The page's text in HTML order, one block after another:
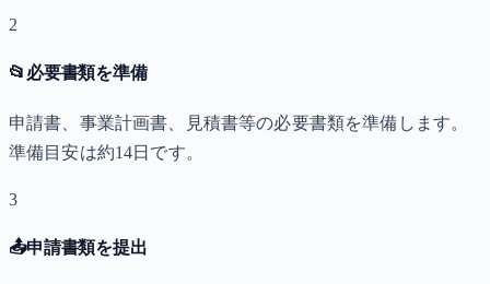
2
📂 必要書類を準備
申請書、事業計画書、見積書等の必要書類を準備します。
準備目安は約14日です。
3
📤申請書類を提出